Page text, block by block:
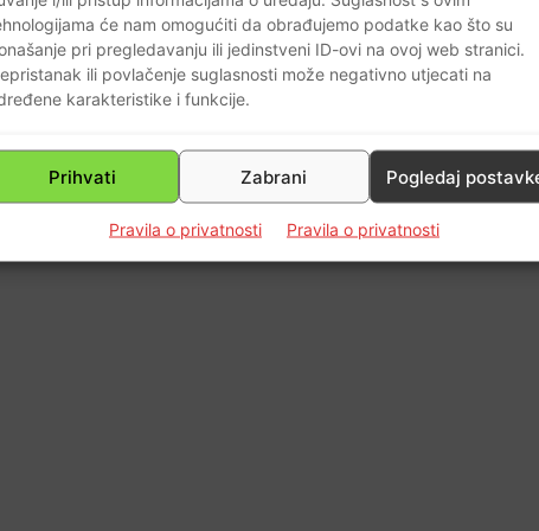
će nam omogućiti da obrađujemo podatke kao što su
pri pregledavanju ili jedinstveni ID-ovi na ovoj web stranici.
ili povlačenje suglasnosti može negativno utjecati na
karakteristike i funkcije.
Prihvati Zabrani Pogledaj
Pravila o privatnosti Pravila o privatnosti